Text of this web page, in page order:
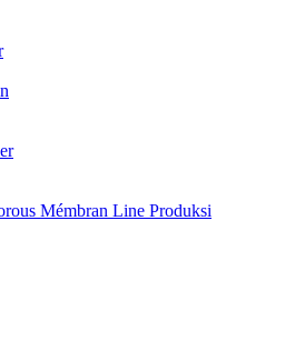
Mémbran Line Produksi